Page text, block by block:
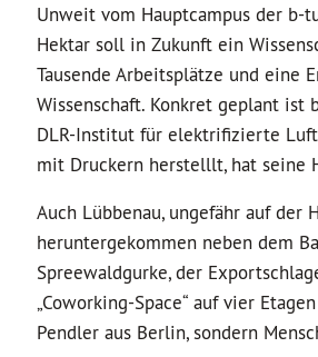
Unweit vom Hauptcampus der b-
Hektar soll in Zukunft ein
Tausende Arbeitsplätze und eine
Wissenschaft. Konkret geplant ist
DLR-Institut für elektrifizierte
mit Druckern herstelllt, hat seine
Auch Lübbenau, ungefähr auf
heruntergekommen neben dem
Spreewaldgurke, der
„Coworking-Space“ auf vier
Pendler aus Berlin, sondern